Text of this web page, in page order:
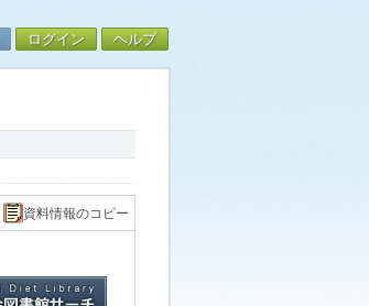
ログイン ヘルプ
資料情報のコピー